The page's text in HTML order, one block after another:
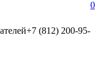
+7 (812) 200-95-
0